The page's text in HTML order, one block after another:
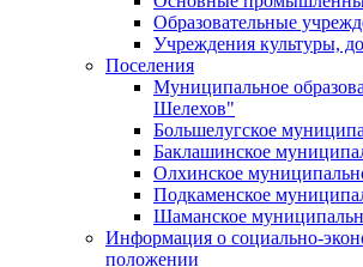
Образовательные
Учреждения культуры,
Поселения
Муниципальное
Шелехов"
Большелугское
Баклашинское
Олхинское
Подкаменское
Шаманское
Информация о социально-
положении